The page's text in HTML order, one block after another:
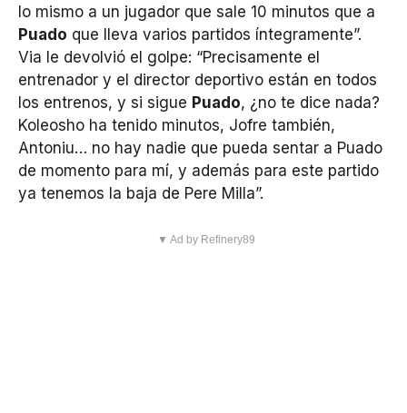
lo mismo a un jugador que sale 10 minutos que a
Puado que lleva varios partidos íntegramente”.
Via le devolvió el golpe: “Precisamente el
entrenador y el director deportivo están en todos
los entrenos, y si sigue Puado, ¿no te dice nada?
Koleosho ha tenido minutos, Jofre también,
Antoniu… no hay nadie que pueda sentar a Puado
de momento para mí, y además para este partido
ya tenemos la baja de Pere Milla”.
▼ Ad by Refinery89